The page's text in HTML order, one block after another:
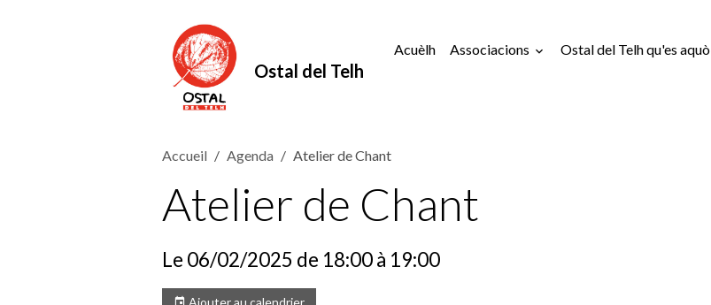
Ostal del Telh
Acuèlh Associacions Ostal del Telh qu'es aquò
Accueil Agenda Atelier de Chant
Atelier de Chant
Le 06/02/2025 de 18:00à 19:00
Ajouter au calendrier